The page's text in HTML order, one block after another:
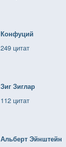
Конфуций
249 цитат
Зиг Зиглар
112 цитат
Альберт Эйнштейн